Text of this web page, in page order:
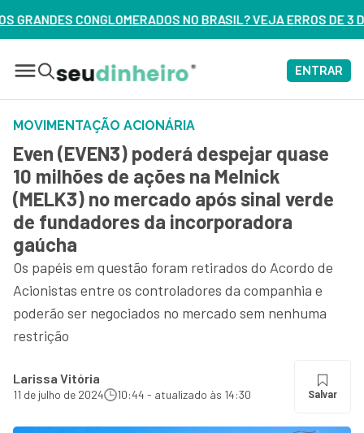
NO BRASIL? VEJA ERROS DE 3 DELES – ASSISTA AGORA
ENTRAR
MOVIMENTAÇÃO ACIONÁRIA
Even (EVEN3) poderá despejar quase
10 milhões de ações na Melnick
(MELK3) no mercado após sinal verde
de fundadores da incorporadora
gaúcha
Os papéis em questão foram retirados do Acordo de
Acionistas entre os controladores da companhia e
poderão ser negociados no mercado sem nenhuma
restrição
Larissa Vitória
11 de julho de 2024 10:44 - atualizado às 14:30 Salvar